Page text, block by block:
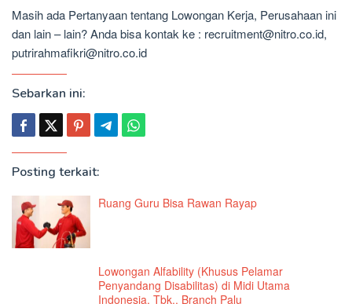
Masih ada Pertanyaan tentang Lowongan Kerja, Perusahaan ini
dan lain – lain? Anda bisa kontak ke : recruitment@nitro.co.id,
putrirahmafikri@nitro.co.id
Sebarkan ini:
Posting terkait:
Ruang Guru Bisa Rawan Rayap
Lowongan Alfability (Khusus Pelamar
Penyandang Disabilitas) di Midi Utama
Indonesia, Tbk., Branch Palu